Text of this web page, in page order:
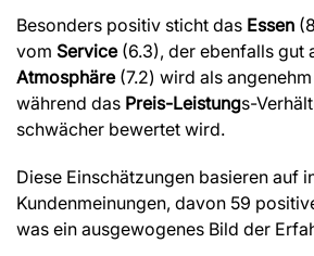
Besonders positiv sticht das Essen
vom Service(6.3), der ebenfalls gut
Atmosphäre(7.2) wird als
während das Preis-Leistungs-
schwächer bewertet wird.
Diese Einschätzungen basieren auf
Kundenmeinungen, davon 59
was ein ausgewogenes Bild der